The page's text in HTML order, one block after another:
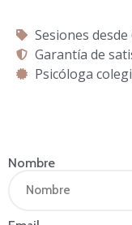
Sesiones desde
Garantía de
Psicóloga
Nombre